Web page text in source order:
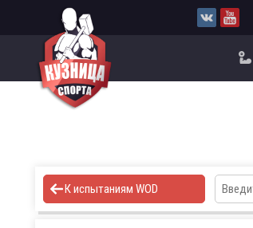
К испытаниям WOD